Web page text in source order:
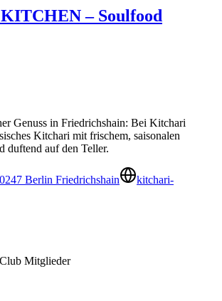
– Soulfood
Genuss in Friedrichshain: Bei Kitchari
Kitchari mit frischem, saisonalen
duftend auf den Teller.
Berlin Friedrichshain
kitchari-
Mitglieder